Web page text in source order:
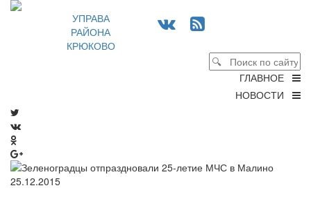
УПРАВА
РАЙОНА
КРЮКОВО
ГЛАВНОЕ
НОВОСТИ
25.12.2015